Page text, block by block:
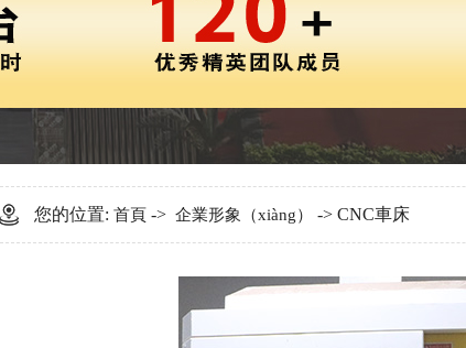
您的位置: 首頁 -> 企業形象（xiàng） -> CNC車床